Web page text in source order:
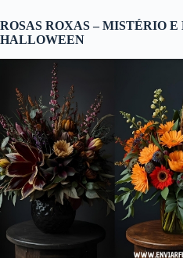
ROSAS ROXAS – MISTÉRIO
HALLOWEEN